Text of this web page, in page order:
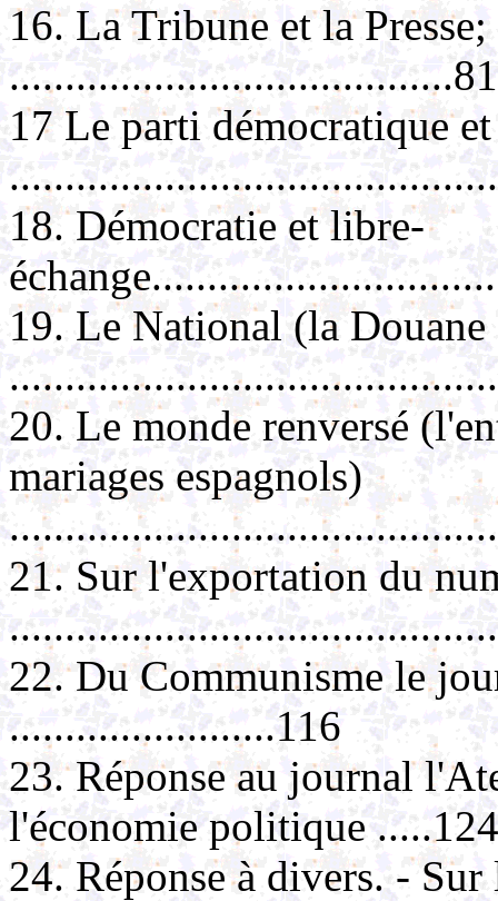
16. La Tribune et la
........................................81
17 Le parti démocratique
18. Démocratie et libre-
19. Le National (la
20. Le monde renversé
mariages espagnols)
21. Sur l'exportation du
22. Du Communisme le
........................116
23. Réponse au journal
l'économie politique .....124
24. Réponse à divers. - Sur